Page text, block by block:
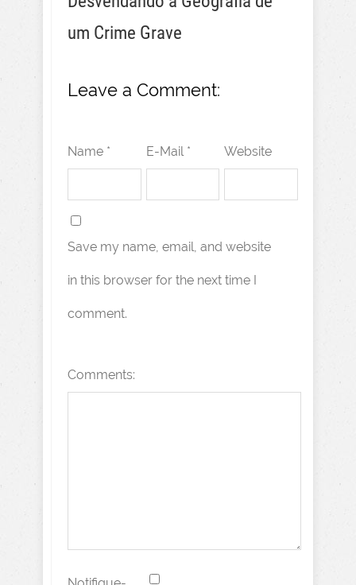
um Crime Grave
Leave a Comment:
Name * E-Mail * Website
Save my name, email, and website
in this browser for the next time I
comment.
Comments: